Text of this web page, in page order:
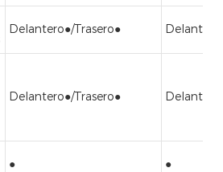
Delantero●/Trasero●
Delantero●/Trasero●
● ●